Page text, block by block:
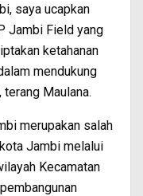
saya ucapkan
Jambi Field yang
ketahanan
mendukung
terang Maulana.
merupakan salah
Jambi melalui
Kecamatan